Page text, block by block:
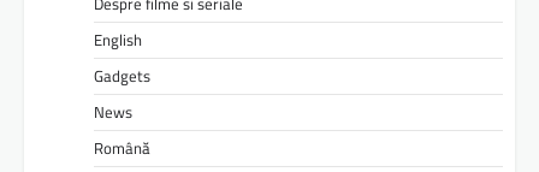
English
Gadgets
News
Română